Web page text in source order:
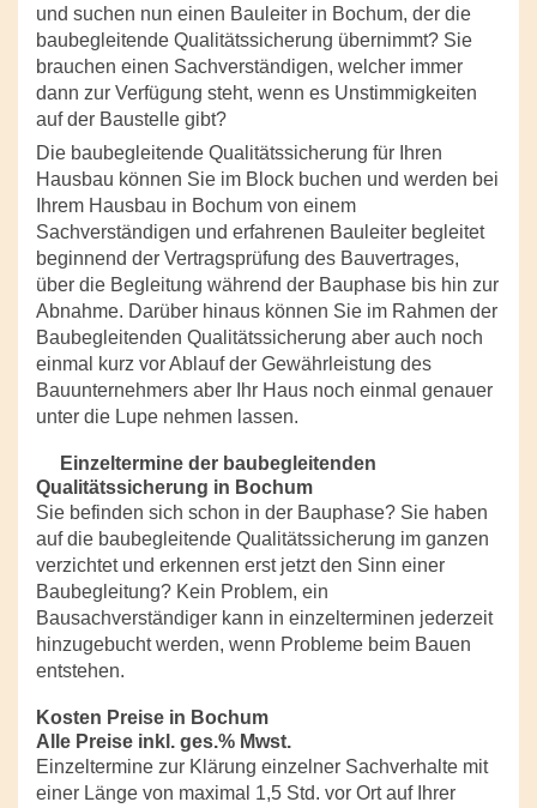
und suchen nun einen Bauleiter in Bochum, der die
baubegleitende Qualitätssicherung übernimmt? Sie
brauchen einen Sachverständigen, welcher immer
dann zur Verfügung steht, wenn es Unstimmigkeiten
auf der Baustelle gibt?
Die baubegleitende Qualitätssicherung für Ihren
Hausbau können Sie im Block buchen und werden bei
Ihrem Hausbau in Bochum von einem
Sachverständigen und erfahrenen Bauleiter begleitet
beginnend der Vertragsprüfung des Bauvertrages,
über die Begleitung während der Bauphase bis hin zur
Abnahme. Darüber hinaus können Sie im Rahmen der
Baubegleitenden Qualitätssicherung aber auch noch
einmal kurz vor Ablauf der Gewährleistung des
Bauunternehmers aber Ihr Haus noch einmal genauer
unter die Lupe nehmen lassen.
Einzeltermine der baubegleitenden
Qualitätssicherung in Bochum
Sie befinden sich schon in der Bauphase? Sie haben
auf die baubegleitende Qualitätssicherung im ganzen
verzichtet und erkennen erst jetzt den Sinn einer
Baubegleitung? Kein Problem, ein
Bausachverständiger kann in einzelterminen jederzeit
hinzugebucht werden, wenn Probleme beim Bauen
entstehen.
Kosten Preise in Bochum
Alle Preise inkl. ges.% Mwst.
Einzeltermine zur Klärung einzelner Sachverhalte mit
einer Länge von maximal 1,5 Std. vor Ort auf Ihrer